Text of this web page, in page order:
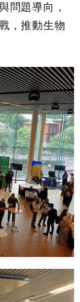
問題導向，
，推動生物